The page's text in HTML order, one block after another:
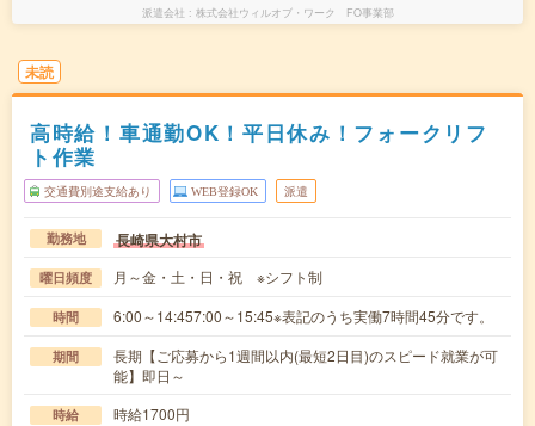
派遣会社 株式会社ウィルオブ・ワーク FO事業部
未読
高時給！車通勤OK！平日休み！フォークリフ
ト作業
交通費別途支給あり WEB登録OK 派遣
勤務地 長崎県大村市
曜日頻度 月～金・土・日・祝 ※シフト制
時間 6:00～14:457:00～15:45※表記のうち実働7時間45分です。
期間
長期【ご応募から1週間以内(最短2日目)のスピード就業が可
能】即日～
時給 時給1700円